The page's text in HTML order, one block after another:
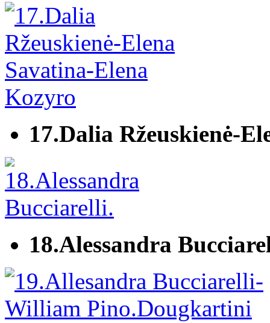
17.Dalia Ržeuskienė-
18.Alessandra